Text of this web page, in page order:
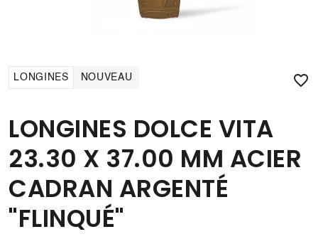
LONGINES NOUVEAU 
LONGINES DOLCE VITA
23.30 X 37.00 MM ACIER
CADRAN ARGENTÉ
"FLINQUÉ"